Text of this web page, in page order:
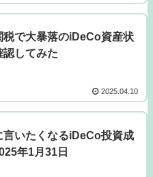
税で大暴落のiDeCo資産状
認してみた
2025.04.10
言いたくなるiDeCo投資成
年1月31日